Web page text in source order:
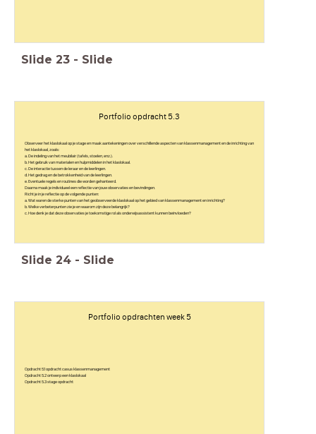
Slide 23 - Slide
Portfolio opdracht 5.3
Observeer het klaslokaal op je stage en maak aantekeningen over verschillende aspecten van klassenmanagement en de inrichting van
het klaslokaal, zoals:
a. De indeling van het meubilair (tafels, stoelen, enz.).
b. Het gebruik van materialen en hulpmiddelen in het klaslokaal.
c. De interactie tussen de leraar en de leerlingen.
d. Het gedrag en de betrokkenheid van de leerlingen.
e. Eventuele regels en routines die worden gehanteerd.
Daarna maak je individueel een reflectie van jouw observaties en bevindingen.
Richt je in je reflectie op de volgende punten:
a. Wat waren de sterke punten van het geobserveerde klaslokaal op het gebied van klassenmanagement en inrichting?
b. Welke verbeterpunten zie je en waarom zijn deze belangrijk?
c. Hoe denk je dat deze observaties je toekomstige rol als onderwijsassistent kunnen beïnvloeden?
Slide 24 - Slide
Portfolio opdrachten week 5
Opdracht 5.1 opdracht casus klassenmanagement
Opdracht 5.2 ontwerp een klaslokaal
Opdracht 5.3 stage opdracht